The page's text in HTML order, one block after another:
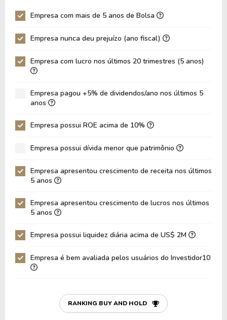
ROE
19,97%
ROIC
7,78%
ROA
7,48%
8,12%
Dívida Líquida / Ebitda
Dívida Líquida / Ebit
2,47
2,20
Patrimônio / Ativos
0,37
Passivos / Ativos
0,62
CAGR Receitas 5 anos
CAGR Lucros 5 anos
54,11% 54,11%
Empresa com mais de 5 anos de Bolsa
Empresa nunca deu prejuízo (ano fiscal)
Empresa com lucro nos últimos 20 trimestres (5 anos)
Empresa pagou +5% de dividendos/ano nos últimos 5
anos
Empresa possui ROE acima de 10%
Empresa possui dívida menor que patrimônio
Empresa apresentou crescimento de receita nos últimos
5 anos
Empresa apresentou crescimento de lucros nos últimos
5 anos
Empresa possui liquidez diária acima de US$ 2M
Empresa é bem avaliada pelos usuários do Investidor10
RANKING BUY AND HOLD